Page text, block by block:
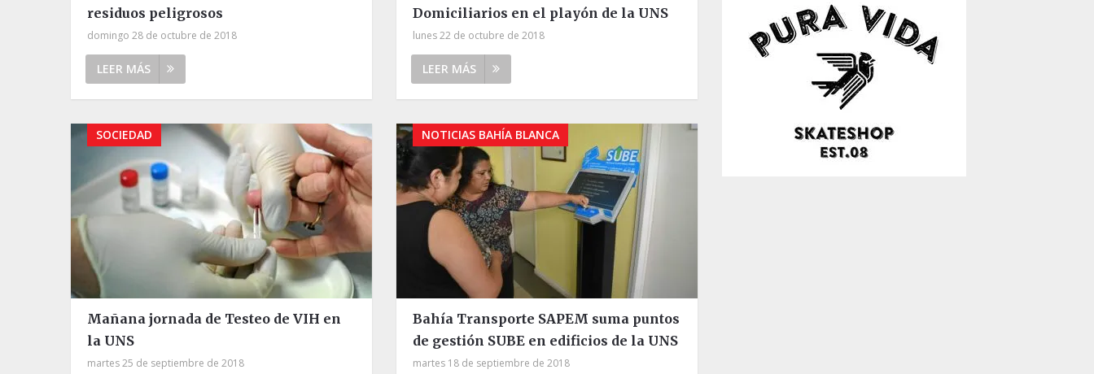
residuos peligrosos
domingo 28 de octubre de 2018
LEER MÁS
Domiciliarios en el playón de la UNS
lunes 22 de octubre de 2018
LEER MÁS
SOCIEDAD
Mañana jornada de Testeo de VIH en
la UNS
martes 25 de septiembre de 2018
NOTICIAS BAHÍA BLANCA
Bahía Transporte SAPEM suma puntos
de gestión SUBE en edificios de la UNS
martes 18 de septiembre de 2018